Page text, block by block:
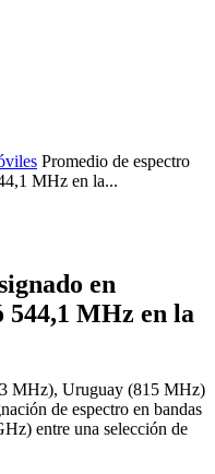
Promedio de espectro
MHz en la...
en
MHz en la
MHz), Uruguay (815 MHz)
de espectro en bandas
entre una selección de